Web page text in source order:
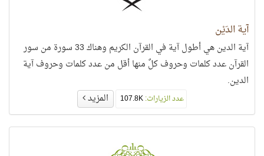
آية الدَيْن
آية الدين هي أطول آية في القرآن الكريم وهناك 33 سورة من سور
القرآن عدد كلمات وحروف كلٌ منها أقل من عدد كلمات وحروف آية
الدين.
عدد الزيارات: المزيد